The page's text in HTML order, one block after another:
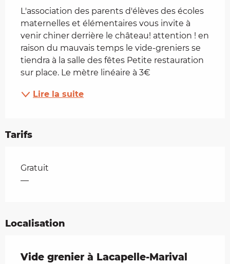
L'association des parents d'élèves des écoles
maternelles et élémentaires vous invite à
venir chiner derrière le château! attention ! en
raison du mauvais temps le vide-greniers se
tiendra à la salle des fêtes Petite restauration
sur place. Le mètre linéaire à 3€
Lire la suite
Tarifs
Tarifs 2026
Gratuit
—
Localisation
Vide grenier à Lacapelle-Marival